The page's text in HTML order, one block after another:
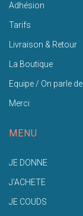
Adhésion
Tarifs
Livraison & Retour
La Boutique
Equipe / On parle
Merci
MENU
JE DONNE
J'ACHETE
JE COUDS